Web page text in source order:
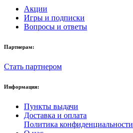
Акции
Игры и подписки
Вопросы и ответы
Партнерам:
Стать партнером
Информация:
Пункты выдачи
Доставка и оплата
Политика конфиденциальности